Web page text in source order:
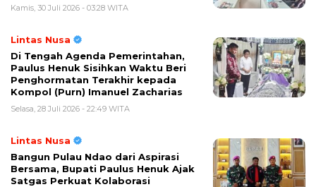
Kamis, 30 Juli 2026 - 03:28 WITA
Lintas Nusa
Di Tengah Agenda Pemerintahan,
Paulus Henuk Sisihkan Waktu Beri
Penghormatan Terakhir kepada
Kompol (Purn) Imanuel Zacharias
Selasa, 28 Juli 2026 - 22:49 WITA
Lintas Nusa
Bangun Pulau Ndao dari Aspirasi
Bersama, Bupati Paulus Henuk Ajak
Satgas Perkuat Kolaborasi